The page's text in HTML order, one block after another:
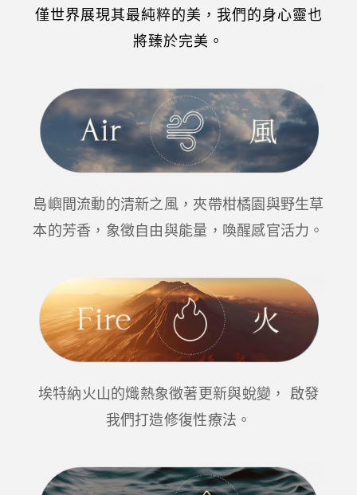
僅世界展現其最純粹的美，我們的身心靈也
將臻於完美。
島嶼間流動的清新之風，夾帶柑橘園與野⽣草
本的芳⾹，象徵⾃由與能量，喚醒感官活⼒。
埃特納⽕山的熾熱象徵著更新與蛻變， 啟發
我們打造修復性療法。